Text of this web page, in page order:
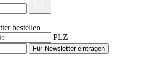
bestellen
PLZ
Für Newsletter eintragen